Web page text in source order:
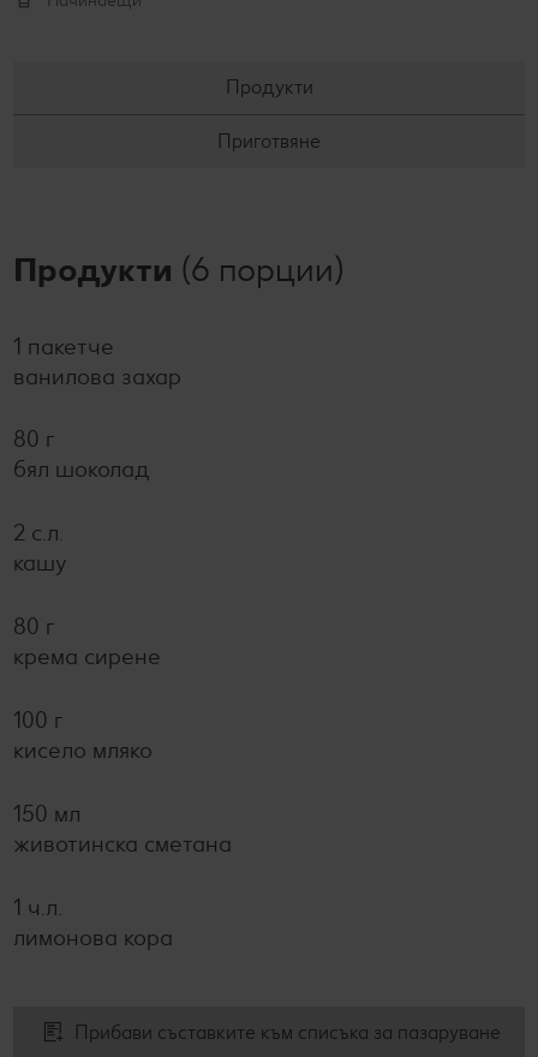
Продукти
Приготвяне
Продукти (6 порции)
1 пакетче
ванилова захар
80 г
бял шоколад
2 с.л.
кашу
80 г
крема сирене
100 г
кисело мляко
150 мл
животинска сметана
1 ч.л.
лимонова кора
Прибави съставките към списъка за пазаруване